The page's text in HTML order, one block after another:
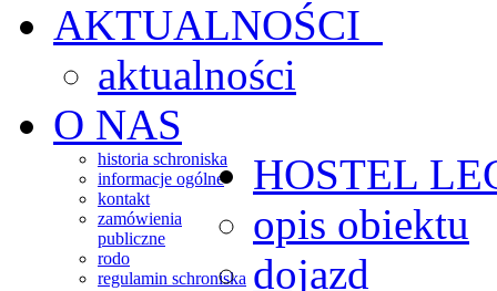
AKTUALNOŚCI
aktualności
O NAS
historia schroniska
informacje ogólne
kontakt
zamówienia
publiczne
rodo
regulamin schroniska
HOSTEL
opis obiektu
dojazd